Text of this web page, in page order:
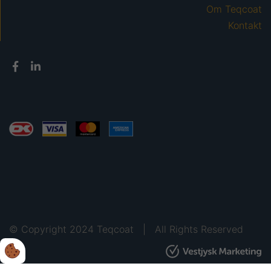
Om Teqcoat
Kontakt
© Copyright 2024 Teqcoat | All Rights Reserved